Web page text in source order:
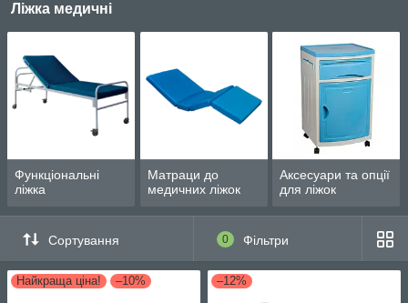
Ліжка медичні
Функціональні
ліжка
Матраци до
медичних ліжок
Аксесуари та опції
для ліжок
Сортування 0 Фільтри
Найкраща ціна! –10% –12%